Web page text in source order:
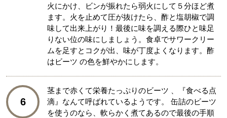
火にかけ、ビンが振れたら弱火にして５分ほど煮
ます。火を止めて圧が抜けたら、酢と塩胡椒で調
味して出来上がり！最後に味を調える際ひと味足
りない位の味にしましょう。食卓でサワークリー
ムを足すとコクが出、味が丁度よくなります。酢
はビーツ の色を鮮やかにします。
6
茎まで赤くて栄養たっぷりのビーツ 、『食べる点
滴』なんて呼ばれているようです。 缶詰のビーツ
を使うのなら、軟らかく煮てあるので最後の手順